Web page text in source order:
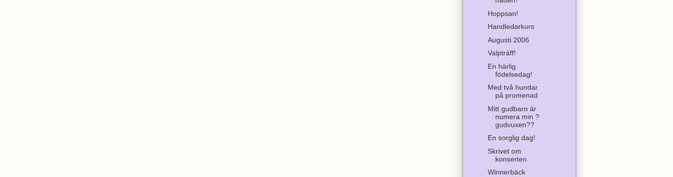
Hoppsan!
Handledarkurs
Augusti 2006
Valpträff!
En härlig
födelsedag!
Med två hundar
på promenad
Mitt gudbarn är
numera min ?
gudvuxen??
En sorglig dag!
Skrivet om
konserten
Winnerbäck